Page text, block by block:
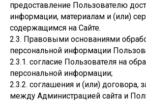
предоставление Пользователю
информации, материалам и (или)
содержащимся на Сайте.
2.3. Правовыми основаниями
персональной информации
2.3.1. согласие Пользователя на
персональной информации;
2.3.2. соглашения и (или) договора,
между Администрацией сайта и